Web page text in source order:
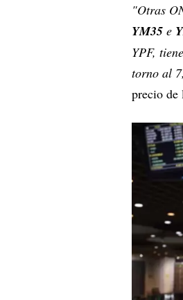
"Otras
YM35 e
YPF,
torno al
precio de